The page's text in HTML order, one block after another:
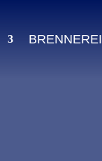
BRENNEREI